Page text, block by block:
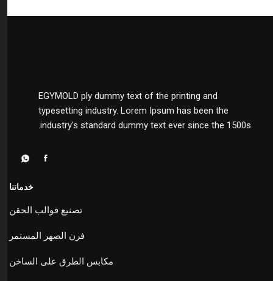
EGYMOLD ply dummy text of the printing and
typesetting industry. Lorem Ipsum has been the
industry's standard dummy text ever since the 1500s.
خدماتنا
تصنيع قوالب الحقن
فرن الصهر المستمر
مكابس الطرق على الساخن